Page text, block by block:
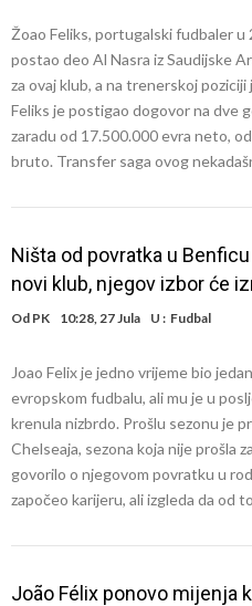
Žoao Feliks, portugalski fudbaler u
postao deo Al Nasra iz Saudijske
za ovaj klub, a na trenerskoj
Feliks je postigao dogovor na dve
zaradu od 17.500.000 evra neto,
bruto. Transfer saga ovog
Ništa od povratka u
novi klub, njegov izbor će
Od PK 10:28, 27 Jula U : Fudbal
Joao Felix je jedno vrijeme bio
evropskom fudbalu, ali mu je u
krenula nizbrdo. Prošlu sezonu je
Chelseaja, sezona koja nije prošla
govorilo o njegovom povratku u
započeo karijeru, ali izgleda da od
João Félix ponovo mijenja